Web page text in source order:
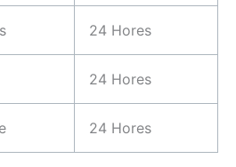
24 Hores
24 Hores
24 Hores